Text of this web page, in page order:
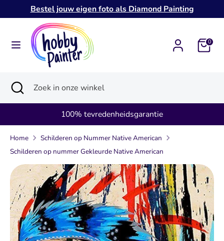
naar
Bestel jouw eigen foto als Diamond Painting
0
ZoekenZoek
in
winkel
ZoekenZoek
winkel
Zoekopdracht
sluiten
100% tevredenheidsgarantie
Home
Schilderen op Nummer Native American
Schilderen op nummer Gekleurde Native American